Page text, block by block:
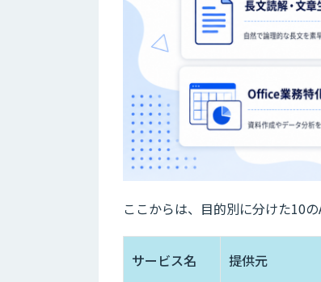
ここからは、目的別に分けた10の
サービス名 提供元